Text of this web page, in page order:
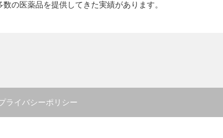
の医薬品を提供してきた実績があります。
ライバシーポリシー